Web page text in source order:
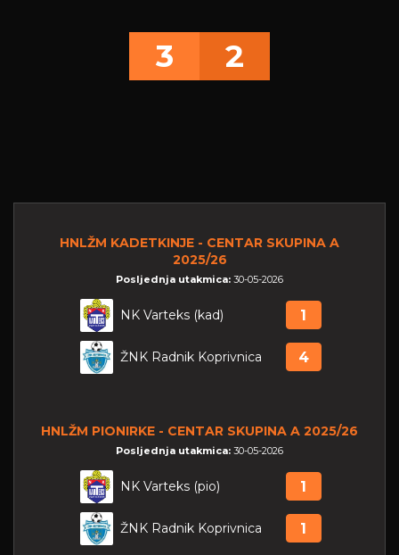
3 2
HNLŽM KADETKINJE - CENTAR SKUPINA A
2025/26
Posljednja utakmica: 30-05-2026
NK Varteks (kad) 1
ŽNK Radnik Koprivnica 4
HNLŽM PIONIRKE - CENTAR SKUPINA A 2025/26
Posljednja utakmica: 30-05-2026
NK Varteks (pio) 1
ŽNK Radnik Koprivnica 1